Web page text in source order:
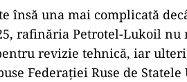
însă una mai complicată
rafinăria Petrotel-Lukoil nu
revizie tehnică, iar
Federației Ruse de